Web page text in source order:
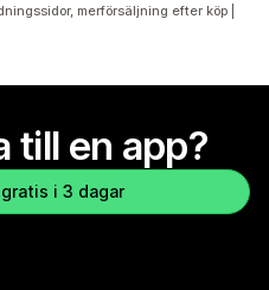
merförsäljning efter köp |
till en app?
i 3 dagar